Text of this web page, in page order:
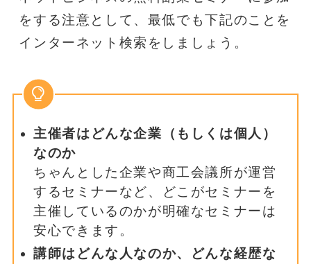
をする注意として、最低でも下記のことを
インターネット検索をしましょう。
主催者はどんな企業（もしくは個人）
なのか
ちゃんとした企業や商工会議所が運営
するセミナーなど、どこがセミナーを
主催しているのかが明確なセミナーは
安心できます。
講師はどんな人なのか、どんな経歴な